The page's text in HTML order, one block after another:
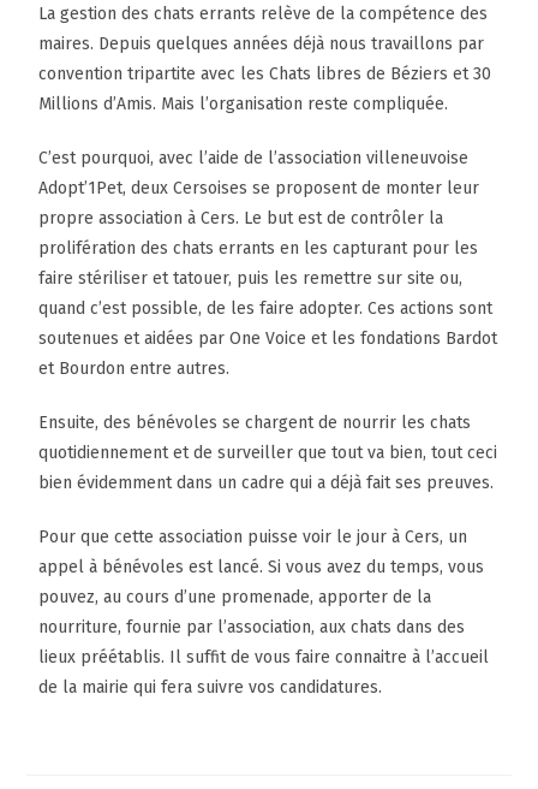
La gestion des chats errants relève de la compétence des
maires. Depuis quelques années déjà nous travaillons par
convention tripartite avec les Chats libres de Béziers et 30
Millions d’Amis. Mais l’organisation reste compliquée.
C’est pourquoi, avec l’aide de l’association villeneuvoise
Adopt’1Pet, deux Cersoises se proposent de monter leur
propre association à Cers. Le but est de contrôler la
prolifération des chats errants en les capturant pour les
faire stériliser et tatouer, puis les remettre sur site ou,
quand c’est possible, de les faire adopter. Ces actions sont
soutenues et aidées par One Voice et les fondations Bardot
et Bourdon entre autres.
Ensuite, des bénévoles se chargent de nourrir les chats
quotidiennement et de surveiller que tout va bien, tout ceci
bien évidemment dans un cadre qui a déjà fait ses preuves.
Pour que cette association puisse voir le jour à Cers, un
appel à bénévoles est lancé. Si vous avez du temps, vous
pouvez, au cours d’une promenade, apporter de la
nourriture, fournie par l’association, aux chats dans des
lieux préétablis. Il suffit de vous faire connaitre à l’accueil
de la mairie qui fera suivre vos candidatures.